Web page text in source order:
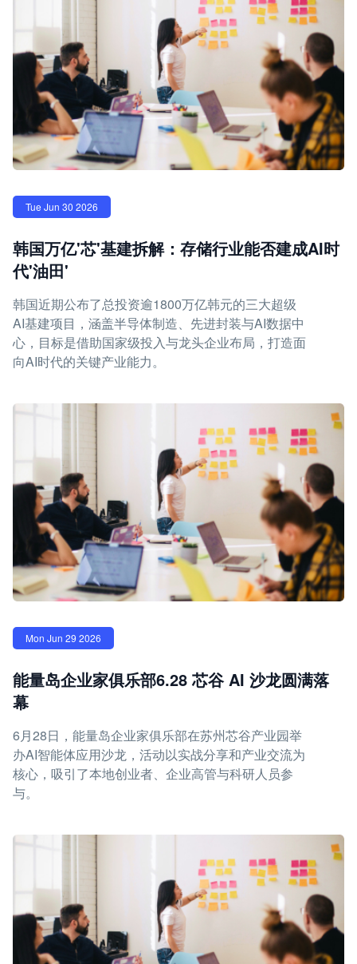
Tue Jun 30 2026
韩国万亿'芯'基建拆解：存储行业能否建成AI时
代'油田'
韩国近期公布了总投资逾1800万亿韩元的三大超级
AI基建项目，涵盖半导体制造、先进封装与AI数据中
心，目标是借助国家级投入与龙头企业布局，打造面
向AI时代的关键产业能力。
Mon Jun 29 2026
能量岛企业家俱乐部6.28 芯谷 AI 沙龙圆满落
幕
6月28日，能量岛企业家俱乐部在苏州芯谷产业园举
办AI智能体应用沙龙，活动以实战分享和产业交流为
核心，吸引了本地创业者、企业高管与科研人员参
与。